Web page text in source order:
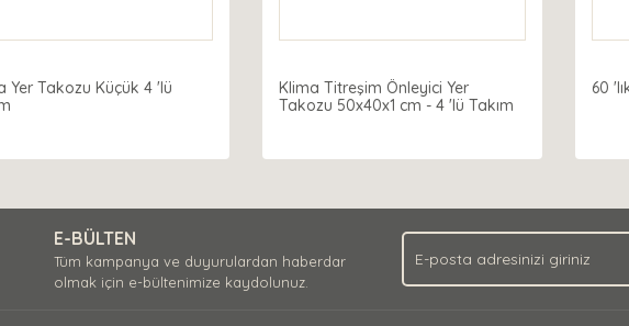
Yer Takozu Küçük 4 'lü
Klima Titreşim Önleyici Yer
Takozu 50x40x1 cm - 4 'lü Takım
60
E-BÜLTEN
Tüm kampanya ve duyurulardan haberdar
olmak için e-bültenimize kaydolunuz.